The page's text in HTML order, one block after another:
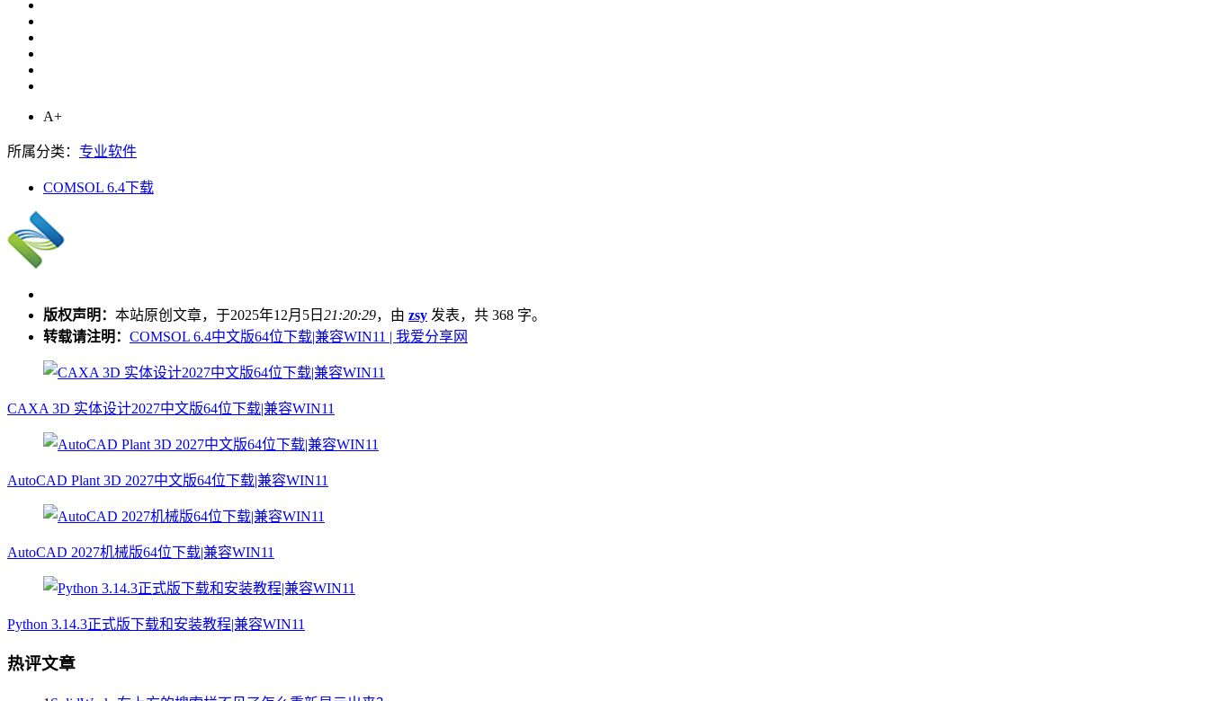
A+
所属分类： 专业软件
COMSOL 6.4下载
版权声明： 本站原创文章，于2025年12月5日 21:20:29，由 zsy 发表，共 368 字。
转载请注明： COMSOL 6.4中文版64位下载|兼容WIN11 | 我爱分享网
CAXA 3D 实体设计2027中文版64位下载|兼容WIN11
AutoCAD Plant 3D 2027中文版64位下载|兼容WIN11
AutoCAD 2027机械版64位下载|兼容WIN11
Python 3.14.3正式版下载和安装教程|兼容WIN11
热评文章